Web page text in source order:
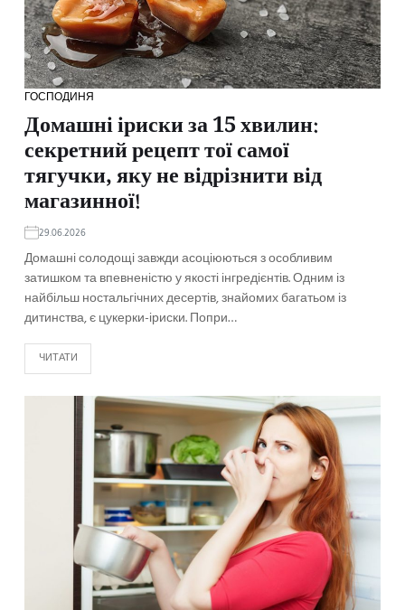
ГОСПОДИНЯ
Домашні іриски за 15 хвилин:
секретний рецепт тої самої
тягучки, яку не відрізнити від
магазинної!
29.06.2026
Домашні солодощі завжди асоціюються з особливим
затишком та впевненістю у якості інгредієнтів. Одним із
найбільш ностальгічних десертів, знайомих багатьом із
дитинства, є цукерки-іриски. Попри…
ЧИТАТИ